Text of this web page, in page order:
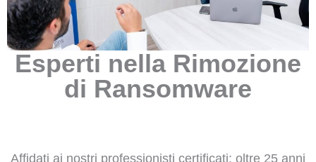
Esperti nella Rimozione
di Ransomware
Affidati ai nostri professionisti certificati: oltre 25 anni